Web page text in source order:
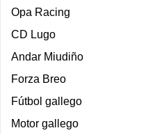
Opa Racing
CD Lugo
Andar Miudiño
Forza Breo
Fútbol gallego
Motor gallego